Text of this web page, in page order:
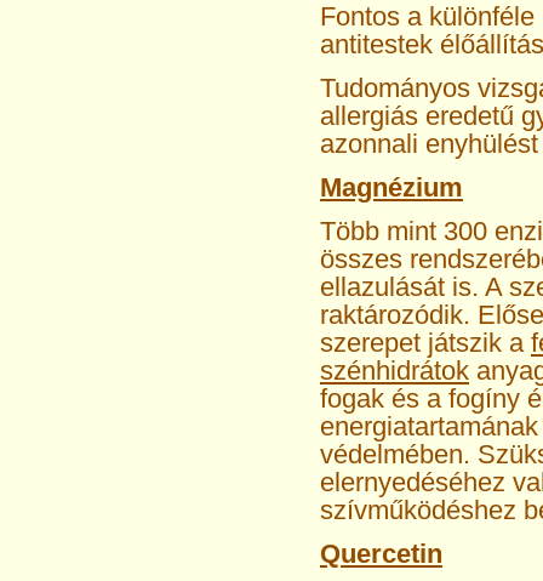
Fontos a
antitestek
Tudományos
allergiás eredetű
azonnali
Magnézium
Több mint 300
összes
ellazulását is. A
raktározódik.
szerepet játszik a
szénhidrátok
fogak és a fogíny
védelmében.
elernyedéséhez
szívműködéshez
Quercetin